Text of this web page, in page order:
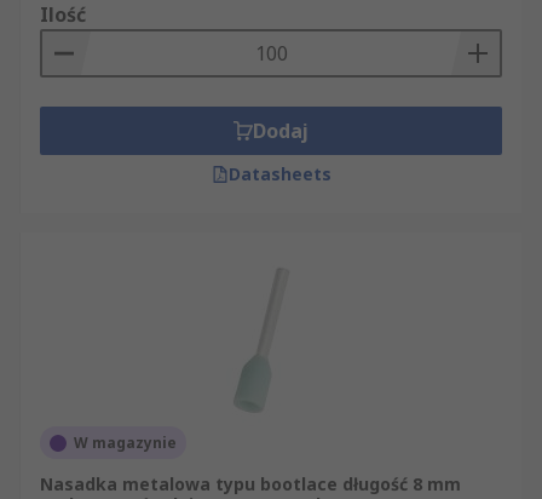
Ilość
Dodaj
Datasheets
W magazynie
Nasadka metalowa typu bootlace długość 8 mm